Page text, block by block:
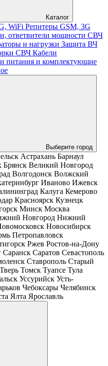
Каталог
WiFi Репитеры GSM, 3G
ответвители мощности СВЧ
и нагрузки Защита ВЧ
СВЧ Кабели
питания и комплектующие
Выберите город
Астрахань Барнаул
Брянск Великий Новгород
Волгодонск Волжский
Иваново Ижевск
Калуга Кемерово
Красноярск Кузнецк
Минск Москва
Новгород Нижний
Новосибирск
Петропавловск
Ржев Ростов-на-Дону
Саранск Саратов Севастополь
Ставрополь Старый
Тверь Томск Туапсе Тула
Уссурийск Усть-
Чебоксары Челябинск
Ялта Ярославль